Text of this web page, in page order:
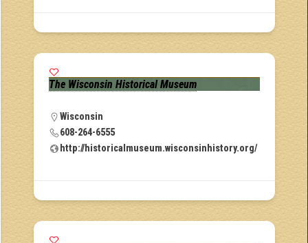
The Wisconsin Historical Museum
Wisconsin
608-264-6555
http://historicalmuseum.wisconsinhistory.org/